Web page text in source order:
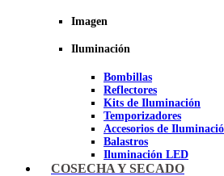
Imagen
Iluminación
Bombillas
Reflectores
Kits de Iluminación
Temporizadores
Accesorios de
Balastros
Iluminación LED
Iluminación LEC
COSECHA Y SECADO